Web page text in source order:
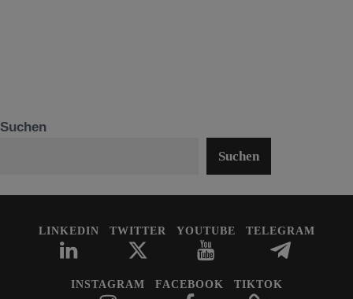
Suchen
Suchen
LINKEDIN TWITTER YOUTUBE TELEGRAM
INSTAGRAM FACEBOOK TIKTOK